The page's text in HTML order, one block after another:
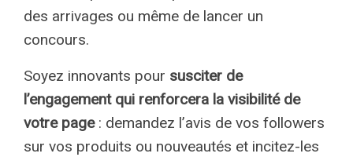
des arrivages ou même de lancer un
concours.
Soyez innovants pour susciter de
l’engagement qui renforcera la visibilité de
votre page: demandez l’avis de vos followers
sur vos produits ou nouveautés et incitez-les